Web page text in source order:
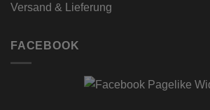
Versand & Lieferung
FACEBOOK